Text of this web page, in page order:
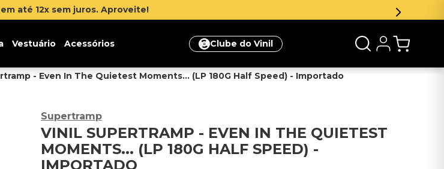
até 12x sem juros. Aproveite!
Vestuário Acessórios Clube do Vinil
- Even In The Quietest Moments... (LP 180G Half Speed) - Importado
Supertramp
VINIL SUPERTRAMP - EVEN IN THE QUIETEST
MOMENTS... (LP 180G HALF SPEED) -
IMPORTADO